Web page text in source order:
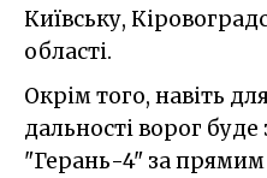
Київську,
області.
Окрім того, навіть
дальності ворог
"Герань-4" за